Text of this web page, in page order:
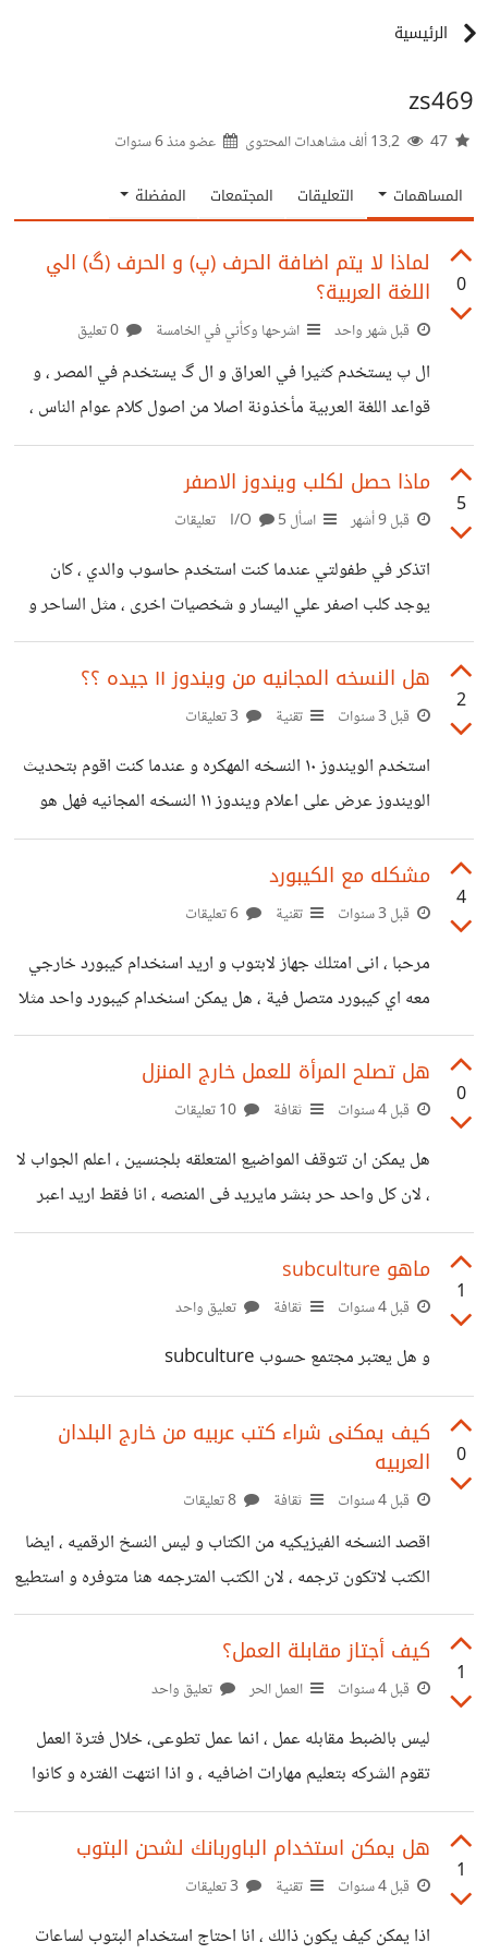
الرئيسية
zs469
عضو منذ6 سنوات
المساهمات التعليقات المجتمعات المفضلة
0
لماذا لا يتم اضافة الحرف (پ) و الحرف (گ) الي
اللغة العربية؟
قبل شهر واحد اشرحها وكأني في الخامسة
ال پ يستخدم كثيرا في العراق و ال گ يستخدم في المصر ، و
قواعد اللغة العربية مأخذونة اصلا من اصول كلام عوام الناس ،
يعني وجد الشفهي اولا ثم اخترع على اساسه القواعد الكتبية
5
ماذا حصل لكلب ويندوز الاصفر
قبل 9 أشهر اسأل I/O 5 تعليقات
اتذكر في طفولتي عندما كنت استخدم حاسوب والدي ، كان
يوجد كلب اصفر علي اليسار و شخصيات اخرى ، مثل الساحر و
المخلوق الفضائى ، الان اشتقت لهم هل يوجد طريقة ارجعة على
الويندوز ١٠
2
هل النسخه المجانیه من ویندوز ۱۱ جیده ؟؟
قبل 3 سنوات تقنية
استخدم الویندوز ۱۰ النسخه المهکره و عندما کنت اقوم بتحدیث
الویندوز عرض علی اعلام ویندوز ۱۱ النسخه المجانیه فهل هو
جید ام لا یستحق و هو نسخه مهکره منه , ام هو لا یستحق بکل
الاحوال
4
مشکله مع الکیبورد
قبل 3 سنوات تقنية
مرحبا ، انی امتلك جهاز لابتوب و اريد اسنخدام كيبورد خارجي
معه اي كيبورد متصل فية ، هل يمكن اسنخدام كيبورد واحد مثلا
ان كيبورد الجهاز لا ياخذ الاوامر و لا يستجيب لضغظ الازرار ، و
فقط الكيبورد المتصل يعمل و يستجيب ، اريد فعل ذالك لان
الصغار دائما يلعبون بلكيبورد و يضغطون على الازرار بشكل
0
هل تصلح المرأة للعمل خارج المنزل
قبل 4 سنوات ثقافة
هل یمکن ان تتوقف المواضیع المتعلقه بلجنسین ، اعلم الجواب لا
، لان کل واحد حر بنشر مایرید فی المنصه ، انا فقط ارید اعبر
عن انزعاجی منها ، تحس نفسك داخل علی انستا لو توییتر ،
حتی المواضیع هناك افضل من حیث الجوده ، المواضیع هنا
صارت تافهه ، طبعا حدیثی بلمواضیع التی تخص موضکع
1
ماهو subculture
قبل 4 سنوات ثقافة تعليق واحد
و هل یعتبر مجتمع حسوب subculture
0
کیف یمکنی شراء کتب عربیه من خارج البلدان
العربیه
قبل 4 سنوات ثقافة
اقصد النسخه الفیزیکیه من الکتاب و لیس النسخ الرقمیه ، ایضا
الکتب لاتکون ترجمه ، لان الکتب المترجمه هنا متوفره و استطیع
الاطلاع علیها ، انما للاسف لا یتم ترجمه الکتب العربیه الا قلیلا ،
استطیع تحمیل الکتاب مقرصا لکن الکتب الحدیثه محمیه بحقوق
النشر
1
كيف أجتاز مقابلة العمل؟
قبل 4 سنوات العمل الحر تعليق واحد
ليس بالضبط مقابله عمل ، انما عمل تطوعی، خلال فترة العمل
تقوم الشرکه بتعلیم مهارات اضافیه ، و اذا انتهت الفتره و کانوا
راضیین یمکنهم توظيفي. وربما مستقبلًا سأحصل على الوظيفة
في الشركة. العمل متعلق بتطویر الویب ، أتقن استخدام
html/css. يذكر أنّ عمری ۲۲ ، طالبه جامعیه، هل من هناك
1
هل يمكن استخدام الباوربانك لشحن البتوب
قبل 4 سنوات تقنية
اذا يمكن كيف يكون ذالك ، انا احتاج استخدام البتوب لساعات